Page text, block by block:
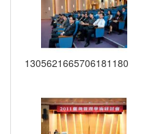
1305621665706181180